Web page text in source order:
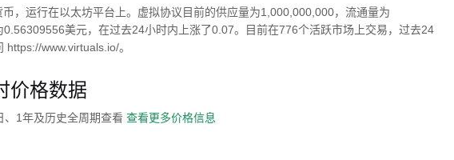
，运行在以太坊平台上。虚拟协议目前的供应量为1,000,000,000，流通量为
美元，在过去24小时内上涨了0.07。目前在776个活跃市场上交易，过去24
www.virtuals.io/。
价格数据
1年及历史全周期查看 查看更多价格信息